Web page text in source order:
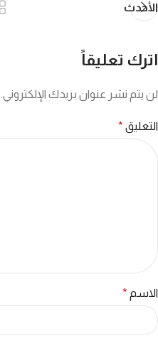
الأحدث
اترك تعليقاً
لن يتم نشر عنوان بريدك الإلكتروني.
التعليق *
الاسم *